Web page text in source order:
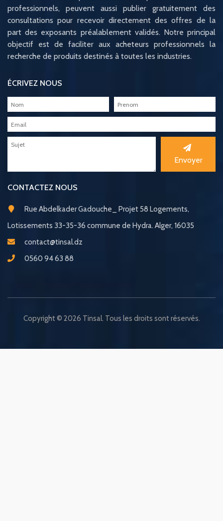
professionnels, peuvent aussi publier gratuitement des
consultations pour recevoir directement des offres de la
part des exposants préalablement validés. Notre principal
objectif est de faciliter aux acheteurs professionnels la
recherche de produits destinés à toutes les industries.
ÉCRIVEZ NOUS
Envoyer
CONTACTEZ NOUS
Rue Abdelkader Gadouche_ Projet 58 Logements,
Lotissements 33-35-36 commune de Hydra. Alger, 16035
contact@tinsal.dz
0560 94 63 88
Copyright © 2026 Tinsal. Tous les droits sont réservés.